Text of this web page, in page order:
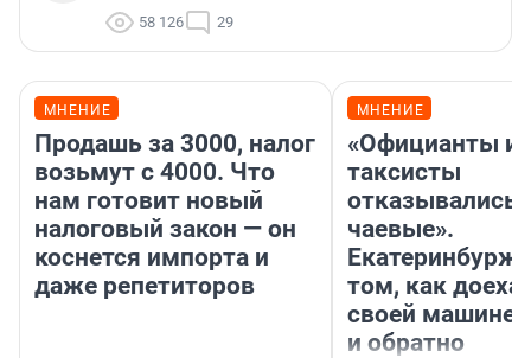
58 126 29
МНЕНИЕ
Продашь за 3000, налог
возьмут с 4000. Что
нам готовит новый
налоговый закон — он
коснется импорта и
даже репетиторов
МНЕНИЕ
«Официанты и
таксисты
отказывались
чаевые».
том, как
своей машине
и обратно